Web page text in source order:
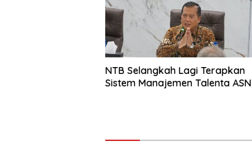
NTB Selangkah Lagi Terapkan
Sistem Manajemen Talenta ASN